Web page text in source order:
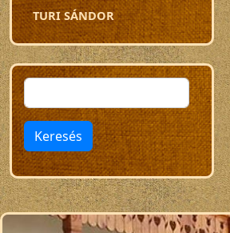
TURI SÁNDOR
Keresés
Keresés